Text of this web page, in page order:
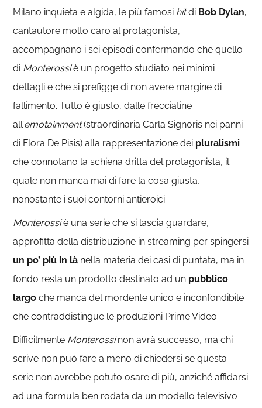
Milano inquieta e algida, le più famosi hitdi Bob Dylan,
cantautore molto caro al protagonista,
accompagnano i sei episodi confermando che quello
di Monterossiè un progetto studiato nei minimi
dettagli e che si prefigge di non avere margine di
fallimento. Tutto è giusto, dalle frecciatine
all’emotainment(straordinaria Carla Signoris nei panni
di Flora De Pisis) alla rappresentazione dei pluralismi
che connotano la schiena dritta del protagonista, il
quale non manca mai di fare la cosa giusta,
nonostante i suoi contorni antieroici.
Monterossiè una serie che si lascia guardare,
approfitta della distribuzione in streaming per spingersi
un po’ più in là nella materia dei casi di puntata, ma in
fondo resta un prodotto destinato ad un pubblico
largo che manca del mordente unico e inconfondibile
che contraddistingue le produzioni Prime Video.
Difficilmente Monterossinon avrà successo, ma chi
scrive non può fare a meno di chiedersi se questa
serie non avrebbe potuto osare di più, anziché affidarsi
ad una formula ben rodata da un modello televisivo